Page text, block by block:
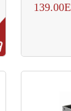
139.00E